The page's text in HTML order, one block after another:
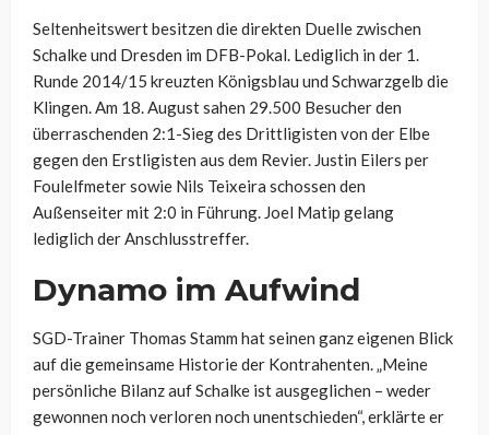
Seltenheitswert besitzen die direkten Duelle zwischen
Schalke und Dresden im DFB-Pokal. Lediglich in der 1.
Runde 2014/15 kreuzten Königsblau und Schwarzgelb die
Klingen. Am 18. August sahen 29.500 Besucher den
überraschenden 2:1-Sieg des Drittligisten von der Elbe
gegen den Erstligisten aus dem Revier. Justin Eilers per
Foulelfmeter sowie Nils Teixeira schossen den
Außenseiter mit 2:0 in Führung. Joel Matip gelang
lediglich der Anschlusstreffer.
Dynamo im Aufwind
SGD-Trainer Thomas Stamm hat seinen ganz eigenen Blick
auf die gemeinsame Historie der Kontrahenten. „Meine
persönliche Bilanz auf Schalke ist ausgeglichen – weder
gewonnen noch verloren noch unentschieden“, erklärte er